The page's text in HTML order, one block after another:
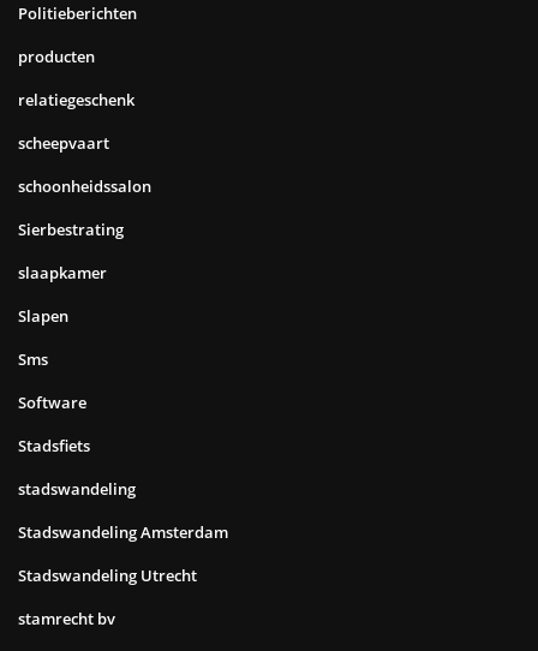
Politieberichten
producten
relatiegeschenk
scheepvaart
schoonheidssalon
Sierbestrating
slaapkamer
Slapen
Sms
Software
Stadsfiets
stadswandeling
Stadswandeling Amsterdam
Stadswandeling Utrecht
stamrecht bv